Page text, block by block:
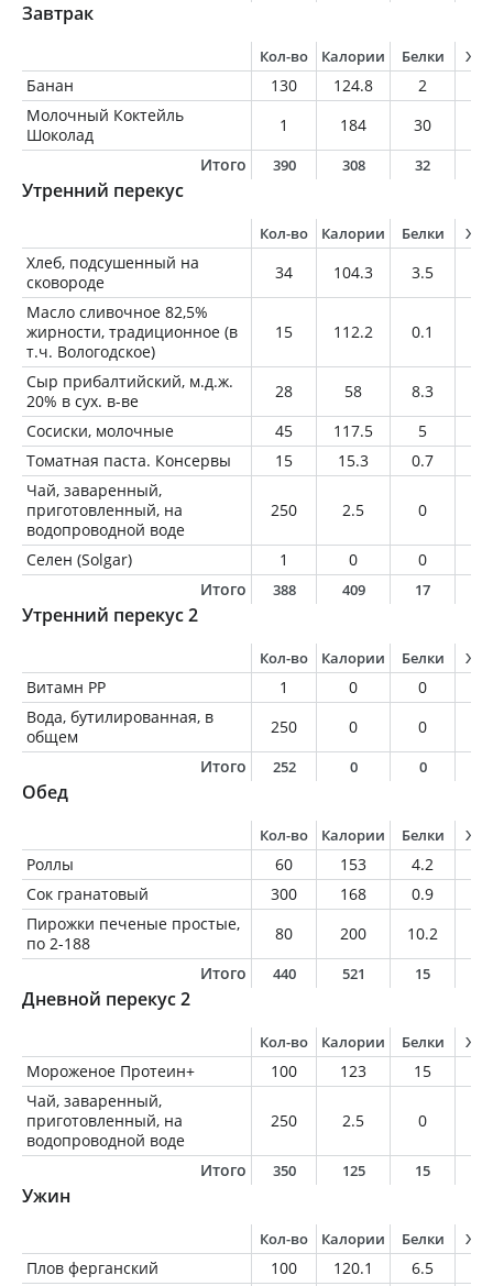
Завтрак
Кол-во Калории Белки
Банан 130 124.8 2
Молочный Коктейль
Шоколад
1 184 30
Итого
390 308 32
Утренний перекус
Кол-во Калории Белки
Хлеб, подсушенный на
сковороде
34 104.3 3.5
Масло сливочное 82,5%
жирности, традиционное (в
т.ч. Вологодское)
15 112.2 0.1
Сыр прибалтийский, м.д.ж.
20% в сух. в-ве
28 58 8.3
Сосиски, молочные
45 117.5 5
Томатная паста. Консервы
15 15.3 0.7
Чай, заваренный,
приготовленный, на
водопроводной воде
250 2.5 0
Селен (Solgar) 1 0 0
Итого
388 409 17
Утренний перекус 2
Кол-во Калории Белки
Витамн РР 1 0 0
Вода, бутилированная, в
общем
250 0 0
Итого
252 0 0
Обед
Кол-во Калории Белки
Роллы 60 153 4.2
Сок гранатовый
300 168 0.9
Пирожки печеные простые,
по 2-188
80 200 10.2
Итого
440 521 15
Дневной перекус 2
Кол-во Калории Белки
Мороженое Протеин+ 100 123 15
Чай, заваренный,
приготовленный, на
водопроводной воде
250 2.5 0
Итого 350 125 15
Ужин
Кол-во Калории Белки
Плов ферганский 100 120.1 6.5